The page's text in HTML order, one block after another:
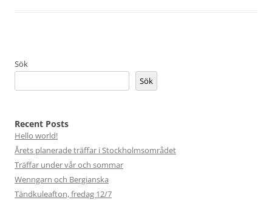
Sök
Sök
Recent Posts
Hello world!
Årets planerade träffar i Stockholmsområdet
Träffar under vår och sommar
Wenngarn och Bergianska
Tändkuleafton, fredag 12/7